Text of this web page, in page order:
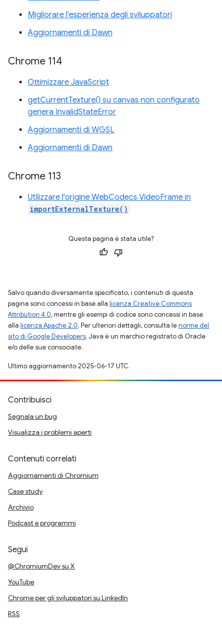
Migliorare l'esperienza degli sviluppatori
Aggiornamenti di Dawn
Chrome 114
Ottimizzare JavaScript
getCurrentTexture() su canvas non configurato
genera InvalidStateError
Aggiornamenti di WGSL
Aggiornamenti di Dawn
Chrome 113
Utilizzare l'origine WebCodecs VideoFrame in
importExternalTexture()
Questa pagina è stata utile?
Salvo quando diversamente specificato, i contenuti di questa
pagina sono concessi in base alla licenza Creative Commons
Attribution 4.0, mentre gli esempi di codice sono concessi in base
alla licenza Apache 2.0. Per ulteriori dettagli, consulta lenorme del
sito di Google Developers. Java è un marchio registrato di Oracle
e/o delle sue consociate.
Ultimo aggiornamento 2025-06-17 UTC.
Contribuisci
Segnala un bug
Visualizza i problemi aperti
Contenuti correlati
Aggiornamenti di Chromium
Case study
Archivio
Podcast e programmi
Segui
@ChromiumDev su X
YouTube
Chrome per gli sviluppatori su LinkedIn
RSS